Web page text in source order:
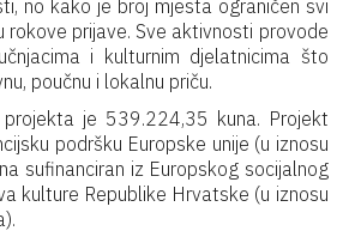
no kako je broj mjesta ograničen svi
rokove prijave. Sve aktivnosti provode
i kulturnim djelatnicima što
poučnu i lokalnu priču.
projekta je 539.224,35 kuna. Projekt
podršku Europske unije (u iznosu
sufinanciran iz Europskog socijalnog
kulture Republike Hrvatske (u iznosu